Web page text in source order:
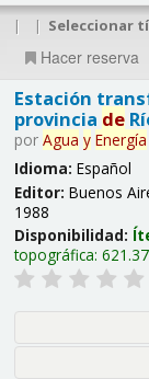
| | Seleccionar
Hacer reserva
Estación
provincia de
por Agua y Energía
Idioma: Español
Editor: Buenos
1988
Disponibilidad:
topográfica: